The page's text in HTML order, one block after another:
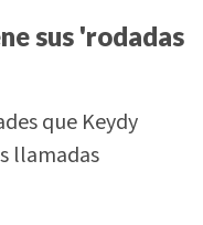
sus 'rodadas
que Keydy
llamadas